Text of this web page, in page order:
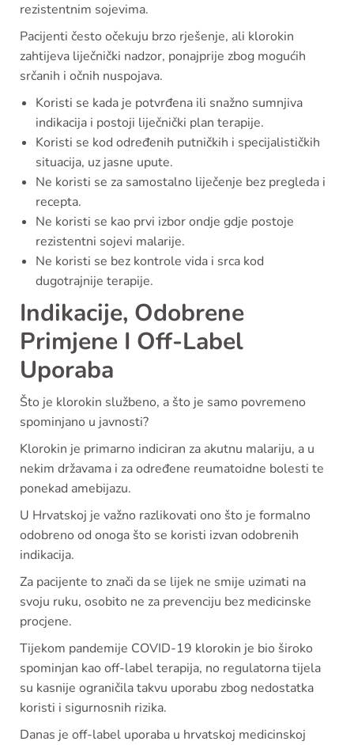
rezistentnim sojevima.
Pacijenti često očekuju brzo rješenje, ali klorokin
zahtijeva liječnički nadzor, ponajprije zbog mogućih
srčanih i očnih nuspojava.
Koristi se kada je potvrđena ili snažno sumnjiva
indikacija i postoji liječnički plan terapije.
Koristi se kod određenih putničkih i specijalističkih
situacija, uz jasne upute.
Ne koristi se za samostalno liječenje bez pregleda i
recepta.
Ne koristi se kao prvi izbor ondje gdje postoje
rezistentni sojevi malarije.
Ne koristi se bez kontrole vida i srca kod
dugotrajnije terapije.
Indikacije, Odobrene
Primjene I Off-Label
Uporaba
Što je klorokin službeno, a što je samo povremeno
spominjano u javnosti?
Klorokin je primarno indiciran za akutnu malariju, a u
nekim državama i za određene reumatoidne bolesti te
ponekad amebijazu.
U Hrvatskoj je važno razlikovati ono što je formalno
odobreno od onoga što se koristi izvan odobrenih
indikacija.
Za pacijente to znači da se lijek ne smije uzimati na
svoju ruku, osobito ne za prevenciju bez medicinske
procjene.
Tijekom pandemije COVID-19 klorokin je bio široko
spominjan kao off-label terapija, no regulatorna tijela
su kasnije ograničila takvu uporabu zbog nedostatka
koristi i sigurnosnih rizika.
Danas je off-label uporaba u hrvatskoj medicinskoj